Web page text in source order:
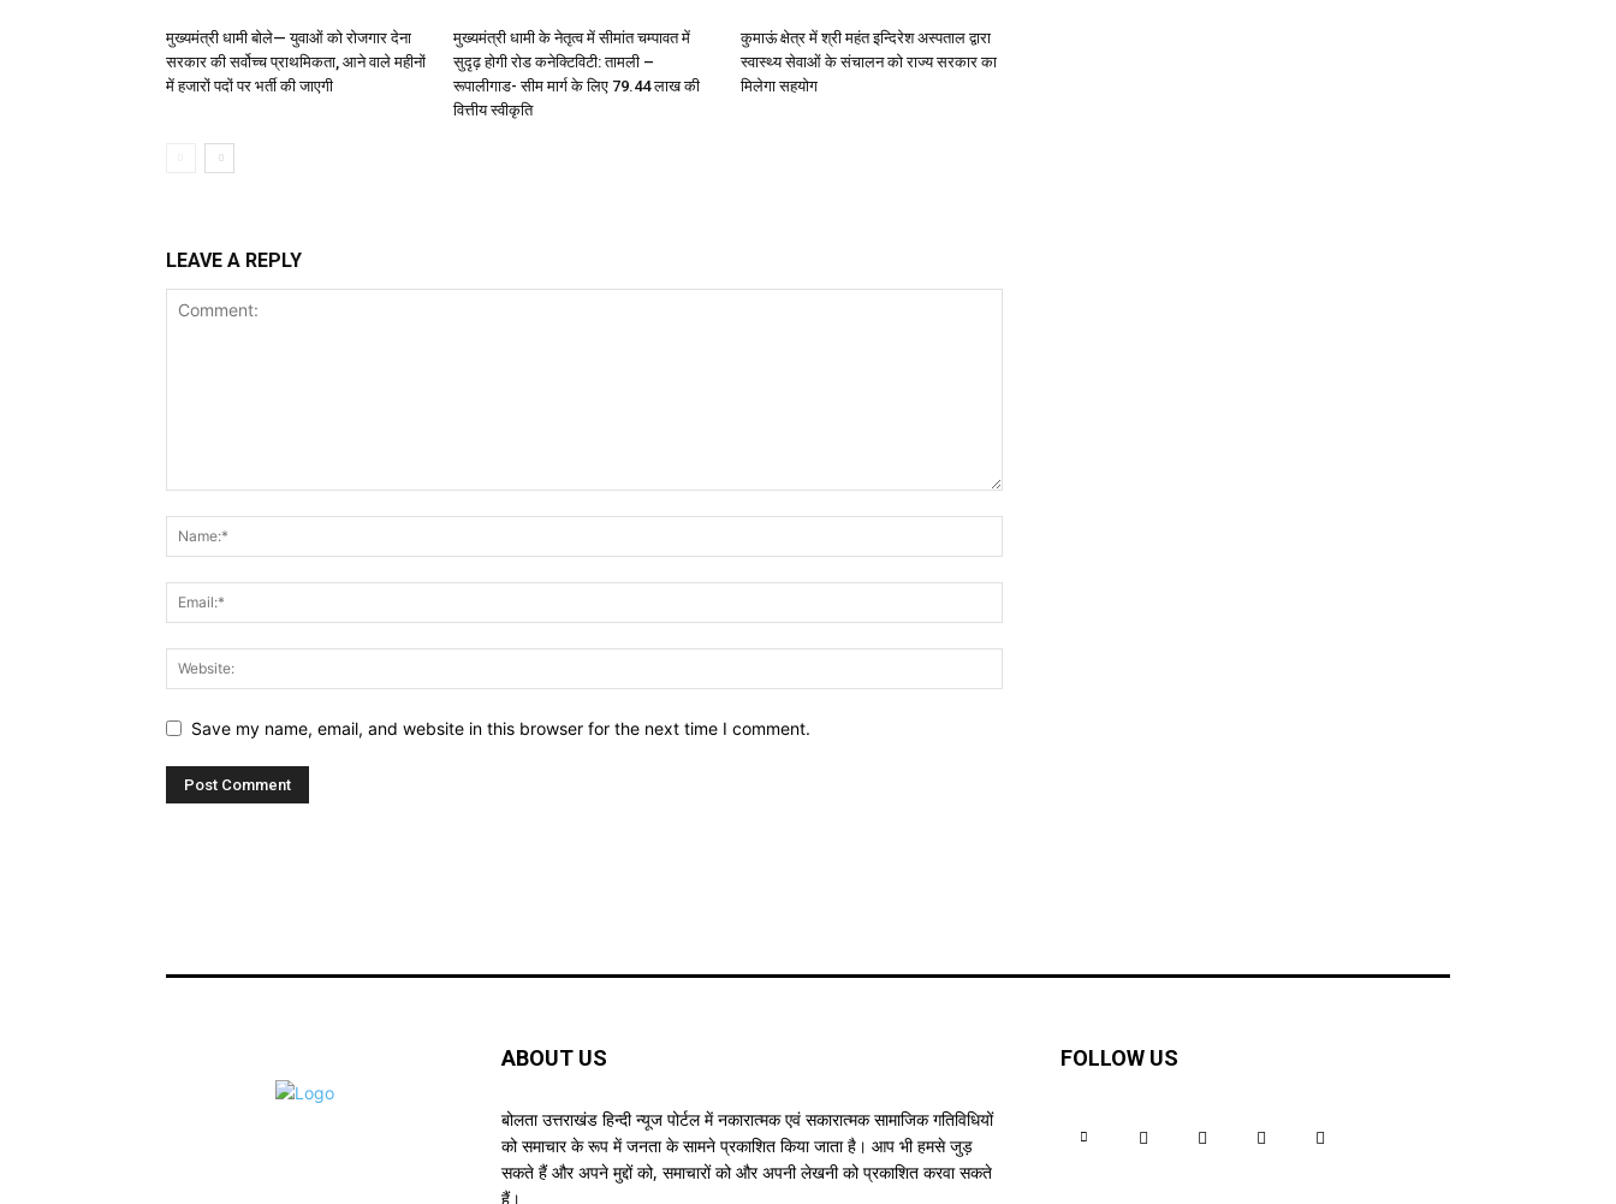
मुख्यमंत्री धामी बोले— युवाओं को रोजगार देना
सरकार की सर्वोच्च प्राथमिकता, आने वाले महीनों
में हजारों पदों पर भर्ती की जाएगी
मुख्यमंत्री धामी के नेतृत्व में सीमांत चम्पावत में
सुदृढ़ होगी रोड कनेक्टिविटी: तामली –
रूपालीगाड- सीम मार्ग के लिए ₹79.44 लाख की
वित्तीय स्वीकृति
कुमाऊं क्षेत्र में श्री महंत इन्दिरेश अस्पताल द्वारा
स्वास्थ्य सेवाओं के संचालन को राज्य सरकार का
मिलेगा सहयोग
LEAVE A REPLY
Save my name, email, and website in this browser for the next time I comment.
ABOUT US
बोलता उत्तराखंड हिन्दी न्यूज पोर्टल में नकारात्मक एवं सकारात्मक सामाजिक गतिविधियों
को समाचार के रूप में जनता के सामने प्रकाशित किया जाता है। आप भी हमसे जुड़
सकते हैं और अपने मुद्दों को, समाचारों को और अपनी लेखनी को प्रकाशित करवा सकते
हैं।
FOLLOW US